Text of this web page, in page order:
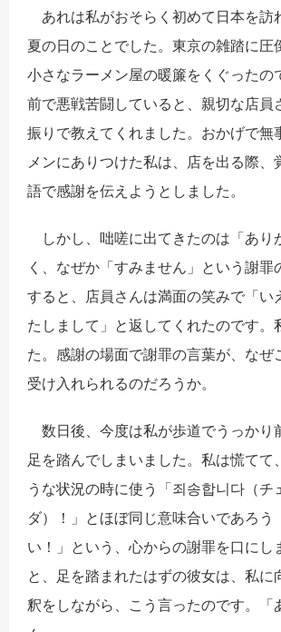
あれは私がおそらく初めて日本を訪
夏の日のことでした。東京の雑踏に圧
小さなラーメン屋の暖簾をくぐったの
前で悪戦苦闘していると、親切な店員
振りで教えてくれました。おかげで無
メンにありつけた私は、店を出る際、
語で感謝を伝えようとしました。
しかし、咄嗟に出てきたのは「あり
く、なぜか「すみません」という謝罪
すると、店員さんは満面の笑みで「い
たしまして」と返してくれたのです。
た。感謝の場面で謝罪の言葉が、なぜ
受け入れられるのだろうか。
数日後、今度は私が歩道でうっかり
足を踏んでしまいました。私は慌てて
うな状況の時に使う「죄송합니다（チ
ダ）！」とほぼ同じ意味合いであろう
い！」という、心からの謝罪を口にし
と、足を踏まれたはずの彼女は、私に
釈をしながら、こう言ったのです。「